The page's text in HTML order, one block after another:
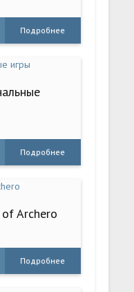
Подробнее
Подробнее
Archero
Подробнее